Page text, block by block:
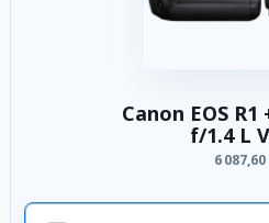
Canon EOS R1
f/1.4 L
6 087,60